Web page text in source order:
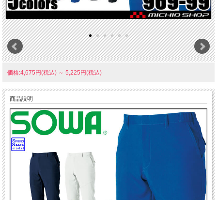
価格:4,675円(税込) ～ 5,225円(税込)
商品説明